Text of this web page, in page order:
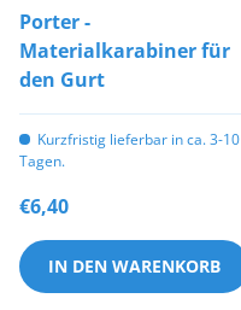
Porter -
Materialkarabiner für
den Gurt
Kurzfristig lieferbar in ca. 3-10
Tagen.
€6,40
IN DEN WARENKORB